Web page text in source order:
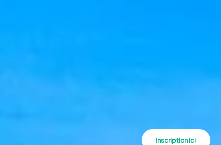
Inscription ici